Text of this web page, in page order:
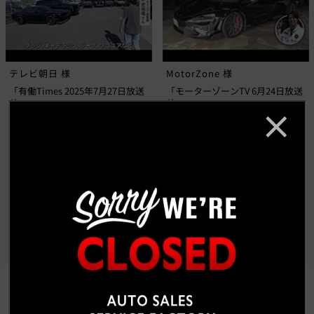
テレビ朝日 様
「有働Times 2025年7月27日放送
分」
MotorZone 様
「モーターゾーンTV 6月24日放送
分」
CUSTOM CAR GALLERY